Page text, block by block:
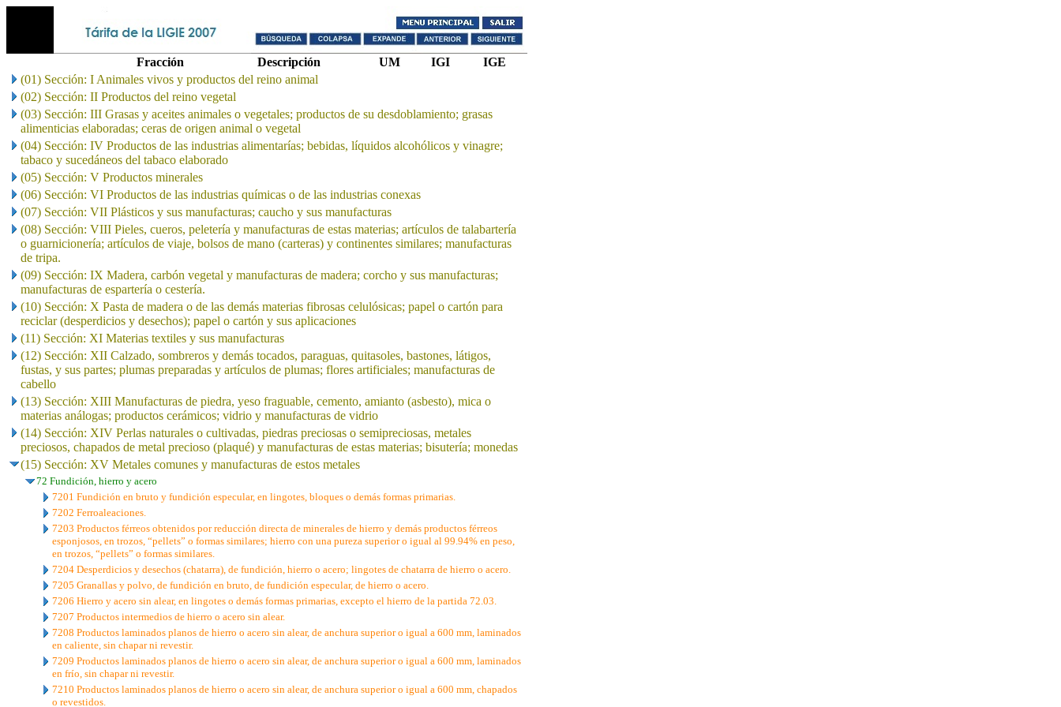
Fracción Descripción UM IGI
IGE
(01) Sección: I Animales vivos y productos del reino animal
(02) Sección: II Productos del reino vegetal
(03) Sección: III Grasas y aceites animales o vegetales; productos de su desdoblamiento; grasas
alimenticias elaboradas; ceras de origen animal o vegetal
(04) Sección: IV Productos de las industrias alimentarías; bebidas, líquidos alcohólicos y vinagre;
tabaco y sucedáneos del tabaco elaborado
(05) Sección: V Productos minerales
(06) Sección: VI Productos de las industrias químicas o de las industrias conexas
(07) Sección: VII Plásticos y sus manufacturas; caucho y sus manufacturas
(08) Sección: VIII Pieles, cueros, peletería y manufacturas de estas materias; artículos de talabartería
o guarnicionería; artículos de viaje, bolsos de mano (carteras) y continentes similares; manufacturas
de tripa.
(09) Sección: IX Madera, carbón vegetal y manufacturas de madera; corcho y sus manufacturas;
manufacturas de espartería o cestería.
(10) Sección: X Pasta de madera o de las demás materias fibrosas celulósicas; papel o cartón para
reciclar (desperdicios y desechos); papel o cartón y sus aplicaciones
(11) Sección: XI Materias textiles y sus manufacturas
(12) Sección: XII Calzado, sombreros y demás tocados, paraguas, quitasoles, bastones, látigos,
fustas, y sus partes; plumas preparadas y artículos de plumas; flores artificiales; manufacturas de
cabello
(13) Sección: XIII Manufacturas de piedra, yeso fraguable, cemento, amianto (asbesto), mica o
materias análogas; productos cerámicos; vidrio y manufacturas de vidrio
(14) Sección: XIV Perlas naturales o cultivadas, piedras preciosas o semipreciosas, metales
preciosos, chapados de metal precioso (plaqué) y manufacturas de estas materias; bisutería; monedas
(15) Sección: XV Metales comunes y manufacturas de estos metales
72 Fundición, hierro y acero
7201 Fundición en bruto y fundición especular, en lingotes, bloques o demás formas primarias.
7202 Ferroaleaciones.
7203 Productos férreos obtenidos por reducción directa de minerales de hierro y demás productos férreos
esponjosos, en trozos, “pellets” o formas similares; hierro con una pureza superior o igual al 99.94% en peso,
en trozos, “pellets” o formas similares.
7204 Desperdicios y desechos (chatarra), de fundición, hierro o acero; lingotes de chatarra de hierro o acero.
7205 Granallas y polvo, de fundición en bruto, de fundición especular, de hierro o acero.
7206 Hierro y acero sin alear, en lingotes o demás formas primarias, excepto el hierro de la partida 72.03.
7207 Productos intermedios de hierro o acero sin alear.
7208 Productos laminados planos de hierro o acero sin alear, de anchura superior o igual a 600 mm, laminados
en caliente, sin chapar ni revestir.
7209 Productos laminados planos de hierro o acero sin alear, de anchura superior o igual a 600 mm, laminados
en frío, sin chapar ni revestir.
7210 Productos laminados planos de hierro o acero sin alear, de anchura superior o igual a 600 mm, chapados
o revestidos.